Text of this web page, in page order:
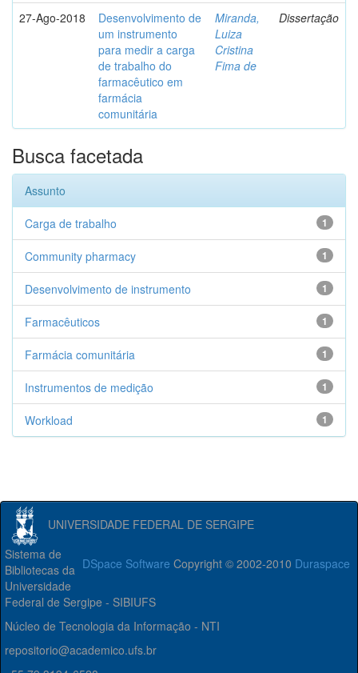
27-Ago-2018
Desenvolvimento de
um instrumento
para medir a carga
de trabalho do
farmacêutico em
farmácia
comunitária
Miranda,
Luiza
Cristina
Fima de
Dissertação
Busca facetada
Assunto
1
Carga de trabalho
1
Community pharmacy
1
Desenvolvimento de instrumento
1
Farmacêuticos
1
Farmácia comunitária
1
Instrumentos de medição
1
Workload
UNIVERSIDADE FEDERAL DE SERGIPE
DSpace Software Copyright © 2002-2010 Duraspace
Sistema de
Bibliotecas da
Universidade
Federal de Sergipe - SIBIUFS
Núcleo de Tecnologia da Informação - NTI
repositorio@academico.ufs.br